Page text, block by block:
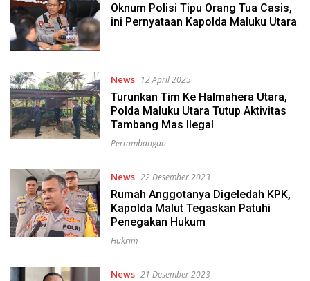
Oknum Polisi Tipu Orang Tua Casis,
ini Pernyataan Kapolda Maluku Utara
News 12 April 2025
Turunkan Tim Ke Halmahera Utara,
Polda Maluku Utara Tutup Aktivitas
Tambang Mas Ilegal
Pertambangan
News 22 Desember 2023
Rumah Anggotanya Digeledah KPK,
Kapolda Malut Tegaskan Patuhi
Penegakan Hukum
Hukrim
News 21 Desember 2023